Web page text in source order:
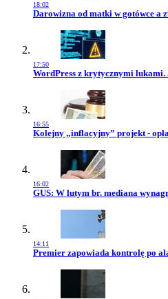
18:02
Przejdź do artykułu:
Darowizna od matki w gotówce a
17:50
Przejdź do artykułu:
WordPress z krytycznymi lukami.
16:55
Przejdź do artykułu:
Kolejny „inflacyjny” projekt -
16:02
Przejdź do artykułu:
GUS: W lutym br. mediana
14:11
Przejdź do artykułu:
Premier zapowiada kontrolę po